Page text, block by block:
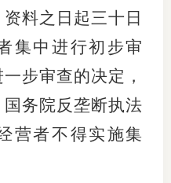
料之日起三十日
集中进行初步审
步审查的决定，
务院反垄断执法
营者不得实施集